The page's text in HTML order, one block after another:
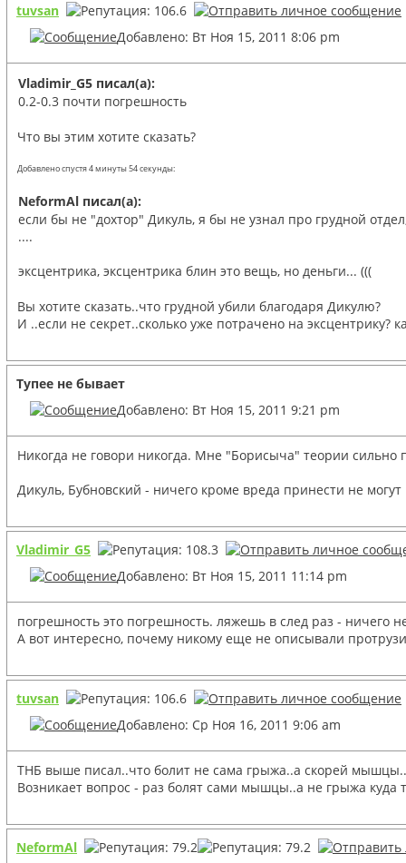
tuvsan
Добавлено: Вт Ноя 15, 2011 8:06 pm
Vladimir_G5 писал(а):
0.2-0.3 почти погрешность
Что вы этим хотите сказать?
Добавлено спустя 4 минуты 54 секунды:
NeformAl писал(а):
если бы не "дохтор" Дикуль, я бы не узнал про грудной
....
эксцентрика, эксцентрика блин это вещь, но деньги... (((
Вы хотите сказать..что грудной убили благодаря Дикулю?
И ..если не секрет..сколько уже потрачено на эксцентрику?
Тупее не бывает
Добавлено: Вт Ноя 15, 2011 9:21 pm
Никогда не говори никогда. Мне "Борисыча" теории сильно
Дикуль, Бубновский - ничего кроме вреда принести не
Vladimir_G5
Добавлено: Вт Ноя 15, 2011 11:14 pm
погрешность это погрешность. ляжешь в след раз - ничего
А вот интересно, почему никому еще не описывали
tuvsan
Добавлено: Ср Ноя 16, 2011 9:06 am
ТНБ выше писал..что болит не сама грыжа..а скорей
Возникает вопрос - раз болят сами мышцы..а не грыжа куда
NeformAl